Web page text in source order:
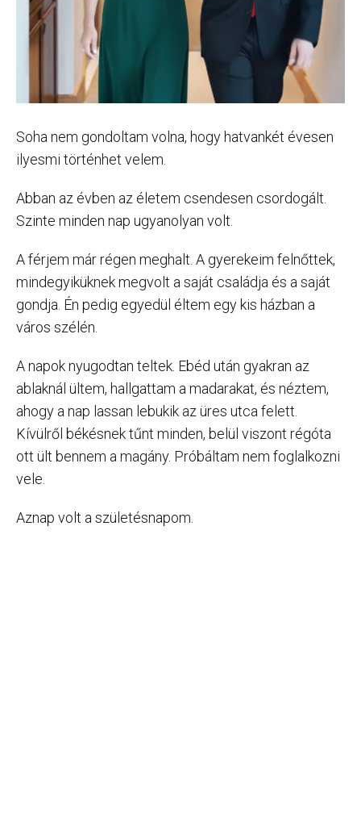
Soha nem gondoltam volna, hogy hatvankét évesen
ilyesmi történhet velem.
Abban az évben az életem csendesen csordogált.
Szinte minden nap ugyanolyan volt.
A férjem már régen meghalt. A gyerekeim felnőttek,
mindegyiküknek megvolt a saját családja és a saját
gondja. Én pedig egyedül éltem egy kis házban a
város szélén.
A napok nyugodtan teltek. Ebéd után gyakran az
ablaknál ültem, hallgattam a madarakat, és néztem,
ahogy a nap lassan lebukik az üres utca felett.
Kívülről békésnek tűnt minden, belül viszont régóta
ott ült bennem a magány. Próbáltam nem foglalkozni
vele.
Aznap volt a születésnapom.